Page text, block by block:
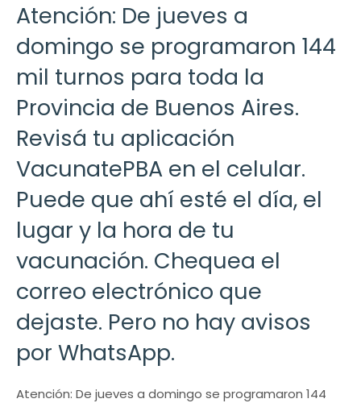
Atención: De jueves a
domingo se programaron 144
mil turnos para toda la
Provincia de Buenos Aires.
Revisá tu aplicación
VacunatePBA en el celular.
Puede que ahí esté el día, el
lugar y la hora de tu
vacunación. Chequea el
correo electrónico que
dejaste. Pero no hay avisos
por WhatsApp.
Atención: De jueves a domingo se programaron 144